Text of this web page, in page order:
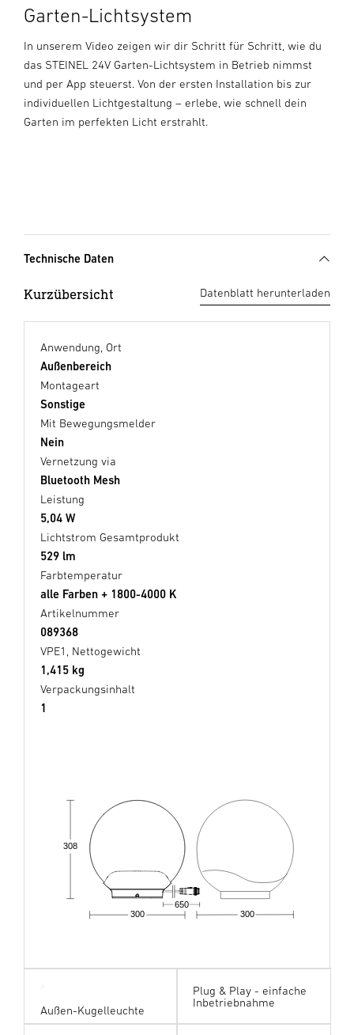
Garten-Lichtsystem
In unserem Video zeigen wir dir Schritt für Schritt, wie du
das STEINEL 24V Garten-Lichtsystem in Betrieb nimmst
und per App steuerst. Von der ersten Installation bis zur
individuellen Lichtgestaltung – erlebe, wie schnell dein
Garten im perfekten Licht erstrahlt.
Technische Daten
Kurzübersicht Datenblatt herunterladen
Anwendung, Ort
Außenbereich
Montageart
Sonstige
Mit Bewegungsmelder
Nein
Vernetzung via
Bluetooth Mesh
Leistung
5,04 W
Lichtstrom Gesamtprodukt
529 lm
Farbtemperatur
alle Farben + 1800-4000 K
Artikelnummer
089368
VPE1, Nettogewicht
1,415 kg
Verpackungsinhalt
1
300
300
308
650
Außen-Kugelleuchte
Plug & Play - einfache
Inbetriebnahme